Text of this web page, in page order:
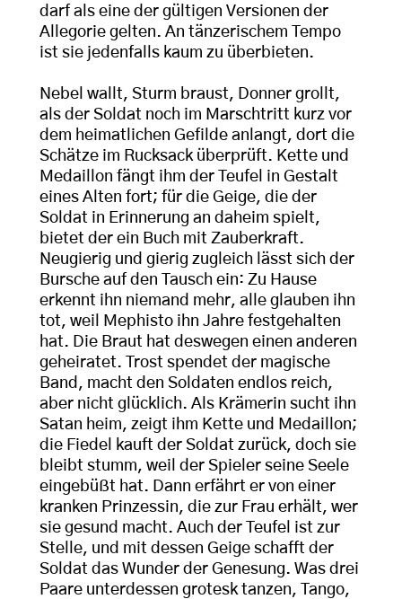
darf als eine der gültigen Versionen der
Allegorie gelten. An tänzerischem Tempo
ist sie jedenfalls kaum zu überbieten.
Nebel wallt, Sturm braust, Donner grollt,
als der Soldat noch im Marschtritt kurz vor
dem heimatlichen Gefilde anlangt, dort die
Schätze im Rucksack überprüft. Kette und
Medaillon fängt ihm der Teufel in Gestalt
eines Alten fort; für die Geige, die der
Soldat in Erinnerung an daheim spielt,
bietet der ein Buch mit Zauberkraft.
Neugierig und gierig zugleich lässt sich der
Bursche auf den Tausch ein: Zu Hause
erkennt ihn niemand mehr, alle glauben ihn
tot, weil Mephisto ihn Jahre festgehalten
hat. Die Braut hat deswegen einen anderen
geheiratet. Trost spendet der magische
Band, macht den Soldaten endlos reich,
aber nicht glücklich. Als Krämerin sucht ihn
Satan heim, zeigt ihm Kette und Medaillon;
die Fiedel kauft der Soldat zurück, doch sie
bleibt stumm, weil der Spieler seine Seele
eingebüßt hat. Dann erfährt er von einer
kranken Prinzessin, die zur Frau erhält, wer
sie gesund macht. Auch der Teufel ist zur
Stelle, und mit dessen Geige schafft der
Soldat das Wunder der Genesung. Was drei
Paare unterdessen grotesk tanzen, Tango,